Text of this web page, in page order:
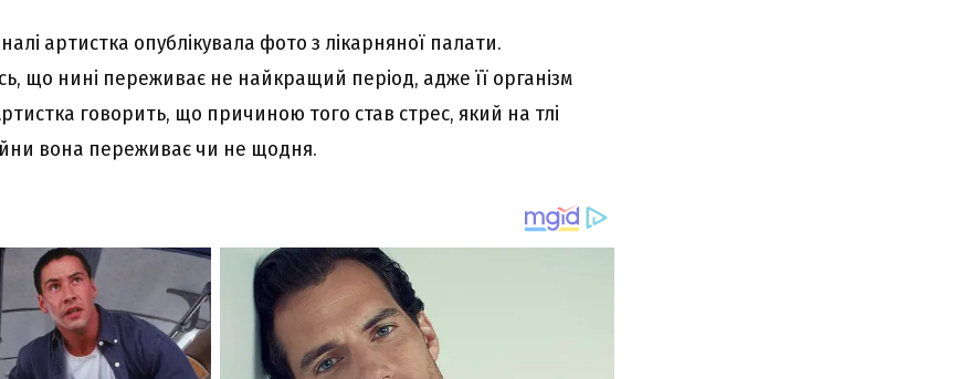
артистка опублікувала фото з лікарняної палати.
що нині переживає не найкращий період, адже її організм
говорить, що причиною того став стрес, який на тлі
вона переживає чи не щодня.